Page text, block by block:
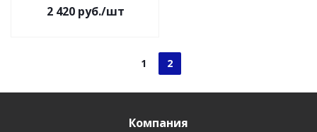
2 420руб./шт
1 2
Компания